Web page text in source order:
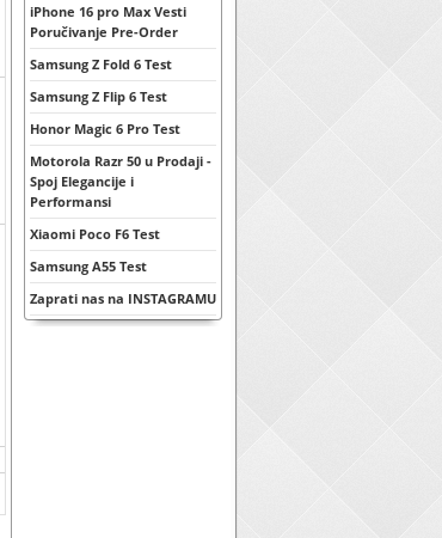
iPhone 16 pro Max Vesti
Poručivanje Pre-Order
Samsung Z Fold 6 Test
Samsung Z Flip 6 Test
Honor Magic 6 Pro Test
Motorola Razr 50 u Prodaji -
Spoj Elegancije i
Performansi
Xiaomi Poco F6 Test
Samsung A55 Test
Zaprati nas na INSTAGRAMU